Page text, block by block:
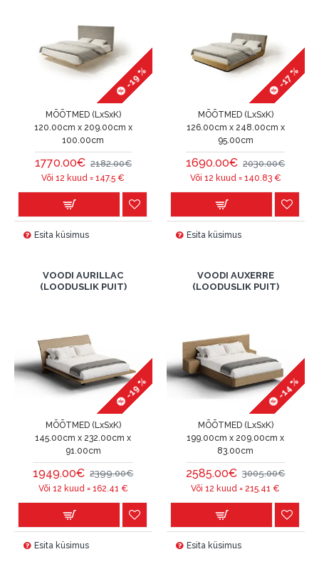
-19 %
MÕÕTMED (LxSxK)
120.00cm x 209.00cm x
100.00cm
1770.00€ 2182.00€
Või 12 kuud =147.5 €
Esita küsimus
-17 %
MÕÕTMED (LxSxK)
126.00cm x 248.00cm x
95.00cm
1690.00€ 2030.00€
Või 12 kuud = 140.83€
Esita küsimus
VOODI AURILLAC
(LOODUSLIK PUIT)
-19 %
MÕÕTMED (LxSxK)
145.00cm x 232.00cm x
91.00cm
1949.00€ 2399.00€
Või 12 kuud = 162.41 €
Esita küsimus
VOODI AUXERRE
(LOODUSLIK PUIT)
-14 %
MÕÕTMED (LxSxK)
199.00cm x 209.00cm x
83.00cm
2585.00€ 3005.00€
Või 12 kuud =215.41 €
Esita küsimus